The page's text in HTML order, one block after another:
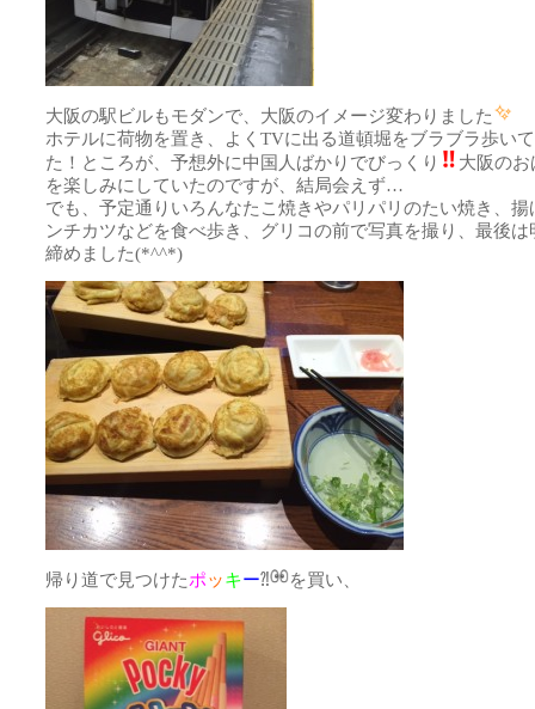
大阪の駅ビルもモダンで、大阪のイメージ変わりました
ホテルに荷物を置き、よくTVに出る道頓堀をブラブラ歩い
た！ところが、予想外に中国人ばかりでびっくり
大阪の
を楽しみにしていたのですが、結局会えず…
でも、予定通りいろんなたこ焼きやパリパリのたい焼き、揚
ンチカツなどを食べ歩き、グリコの前で写真を撮り、最後は
締めました(*^^*)
帰り道で見つけたポッキー⁈ を買い、